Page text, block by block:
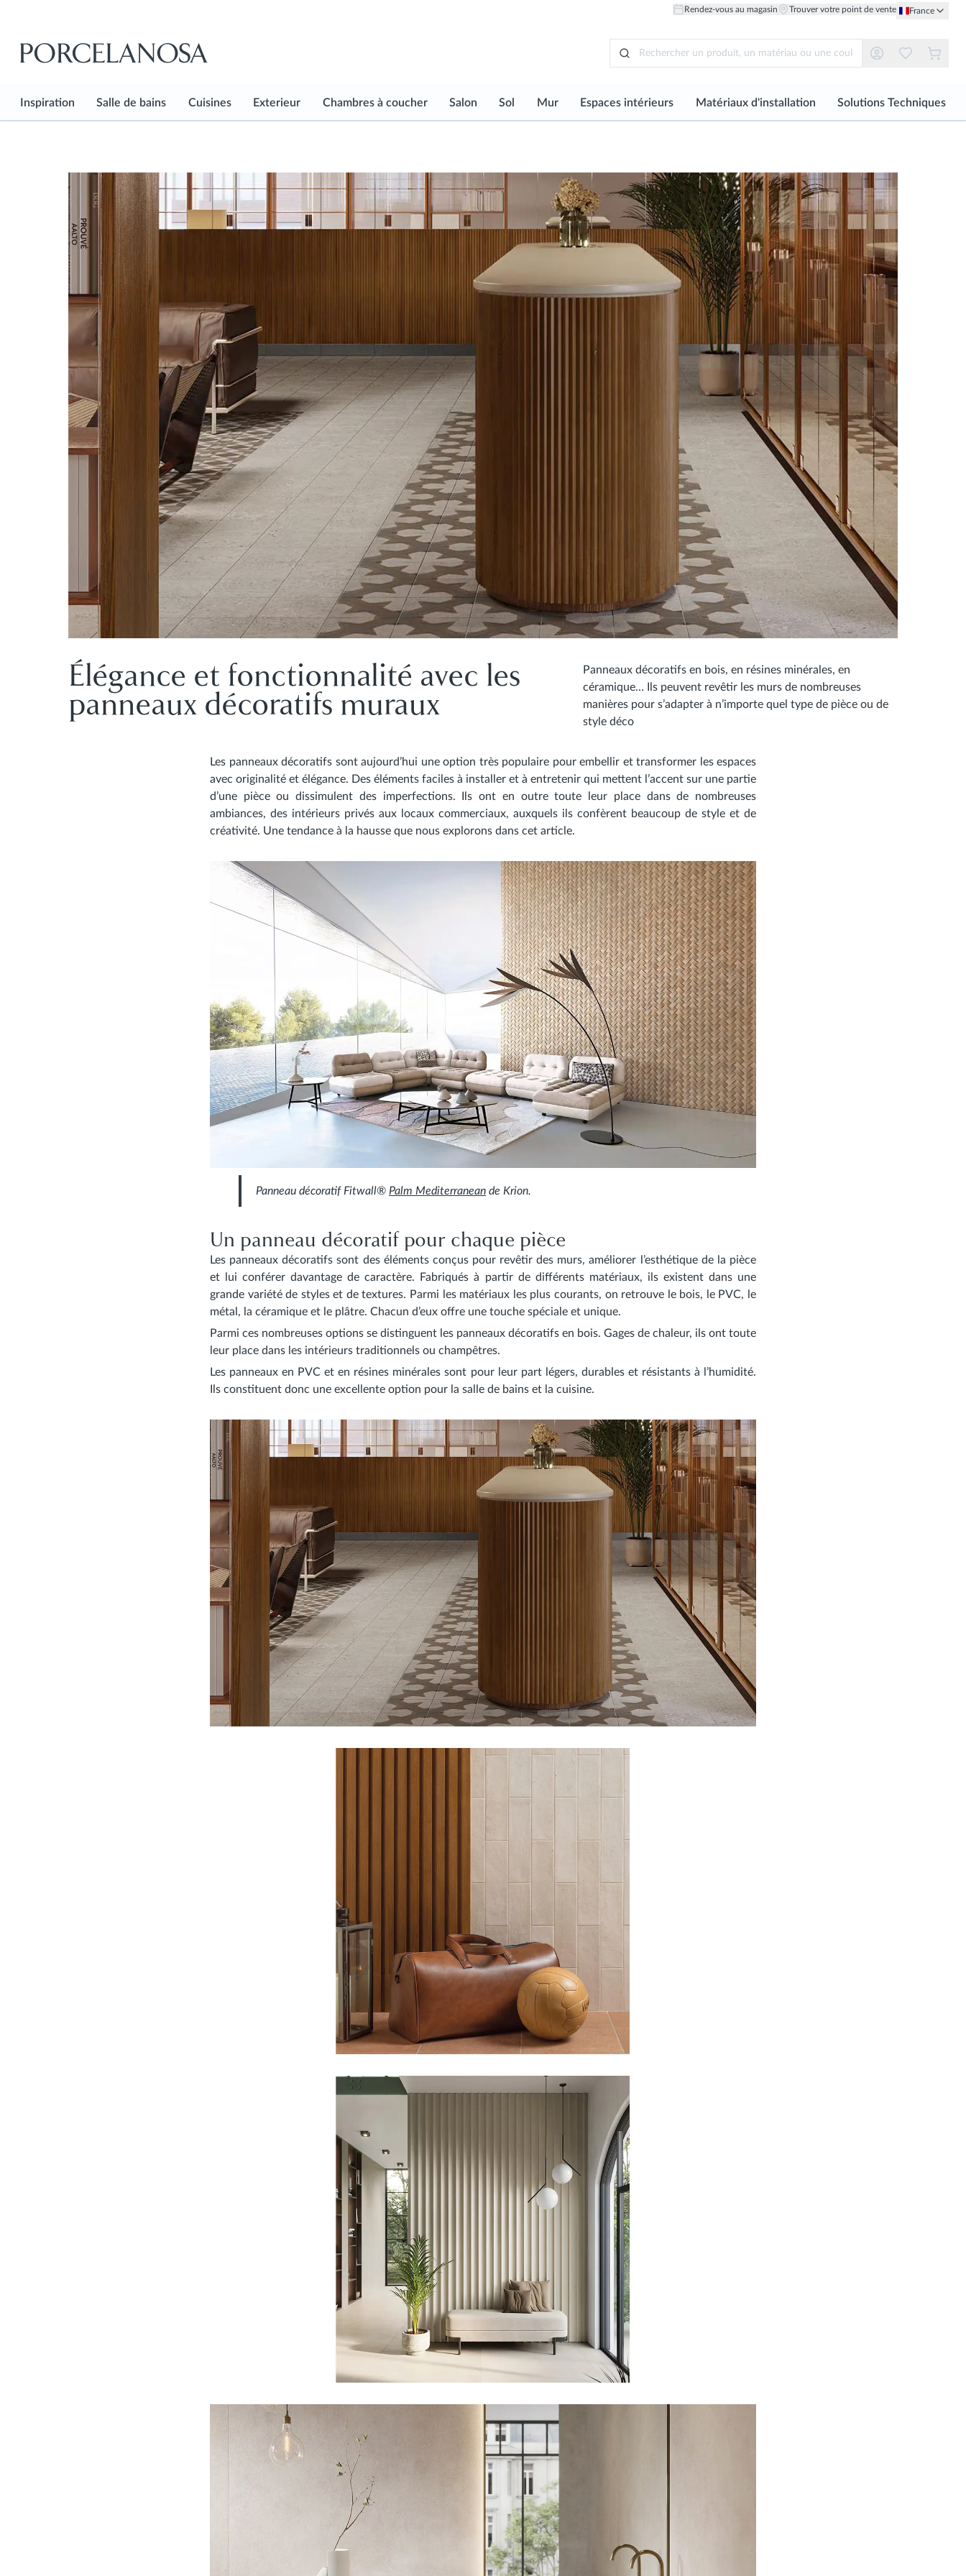
Rendez-vous au magasin Trouver votre point de vente France
Inspiration
Hub d'inspiration
Shop the Look
Salle de bains
Sol de Salle de bain
Mur de Salle de bain
Douches
Équipement Sanitaire
Accessoires de Salle de bains
Cuisines
Sol de Cuisines
Plans de Travail de Cuisine
Exterieur
Sol de Exterieur
Chambres à coucher
Sol de chambres à coucher
Mur de chambres à coucher
Salon
Sol de Salon
Mur de Salon
Sol
Carreaux de Sol
Mosaïques de Sol
Revêtement de Sol Stratifié
Grès cérame de Sol
Grès cérame pleine masse
de Sol
Bois Naturel de Sol
Pierre Naturel de Sol
Mur
Carreaux de Mur
Mosaïques de Mur
Papier Peint
Céramique Murale
Bois Naturel de Mur
Pierre Naturel de Mur
Métallique de Mur
Mix
Espaces intérieurs
Armoires et Dressings
Solutions d'Éclairage
Conception sur Mesure
Matériaux d'installation
Adhésif pour Carreaux
Joints
Mastics Élastiques
Profilés
Accessoires d'Installation
Solutions Techniques
Façades
Plancher à accès
Élégance et fonctionnalité avec les
panneaux décoratifs muraux
Panneaux décoratifs en bois, en résines minérales, en
céramique… Ils peuvent revêtir les murs de nombreuses
manières pour s’adapter à n’importe quel type de pièce ou de
style déco
Les panneaux décoratifs sont aujourd’hui une option très populaire pour embellir et transformer les espaces
avec originalité et élégance. Des éléments faciles à installer et à entretenir qui mettent l’accent sur une partie
d’une pièce ou dissimulent des imperfections. Ils ont en outre toute leur place dans de nombreuses
ambiances, des intérieurs privés aux locaux commerciaux, auxquels ils confèrent beaucoup de style et de
créativité. Une tendance à la hausse que nous explorons dans cet article.
Panneau décoratif Fitwall® Palm Mediterranean de Krion.
Un panneau décoratif pour chaque pièce
Les panneaux décoratifs sont des éléments conçus pour revêtir des murs, améliorer l’esthétique de la pièce
et lui conférer davantage de caractère. Fabriqués à partir de différents matériaux, ils existent dans une
grande variété de styles et de textures. Parmi les matériaux les plus courants, on retrouve le bois, le PVC, le
métal, la céramique et le plâtre. Chacun d’eux offre une touche spéciale et unique.
Parmi ces nombreuses options se distinguent les panneaux décoratifs en bois. Gages de chaleur, ils ont toute
leur place dans les intérieurs traditionnels ou champêtres.
Les panneaux en PVC et en résines minérales sont pour leur part légers, durables et résistants à l’humidité.
Ils constituent donc une excellente option pour la salle de bains et la cuisine.